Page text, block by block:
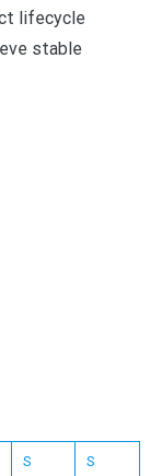
lifecycle
stable
S S